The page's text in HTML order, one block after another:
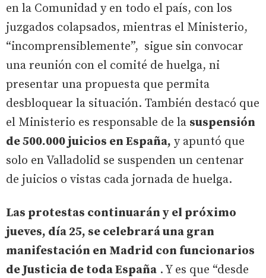
en la Comunidad y en todo el país, con los
juzgados colapsados, mientras el Ministerio,
“incomprensiblemente”, sigue sin convocar
una reunión con el comité de huelga, ni
presentar una propuesta que permita
desbloquear la situación. También destacó que
el Ministerio es responsable de la suspensión
de 500.000 juicios en España, y apuntó que
solo en Valladolid se suspenden un centenar
de juicios o vistas cada jornada de huelga.
Las protestas continuarán y el próximo
jueves, día 25, se celebrará una gran
manifestación en Madrid con funcionarios
de Justicia de toda España . Y es que “desde